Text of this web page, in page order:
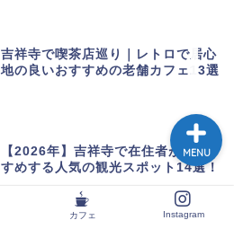
吉祥寺で喫茶店巡り｜レトロで居心
地の良いおすすめの老舗カフェ13選
【2026年】吉祥寺で在住者がおす
すめする人気の観光スポット14選！
カフェ Instagram
MENU
Instagram